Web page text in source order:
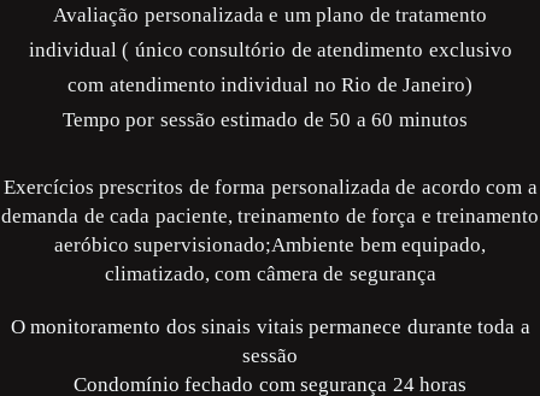
Avaliação personalizada e um plano de tratamento
individual ( único consultório de atendimento exclusivo
com atendimento individual no Rio de Janeiro)
Tempo por sessão estimado de 50 a 60 minutos
Exercícios prescritos de forma personalizada de acordo com a
demanda de cada paciente, treinamento de força e treinamento
aeróbico supervisionado;Ambiente bem equipado,
climatizado, com câmera de segurança
O monitoramento dos sinais vitais permanece durante toda a
sessão
Condomínio fechado com segurança 24 horas